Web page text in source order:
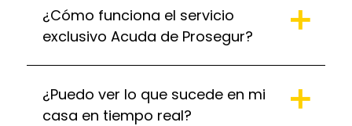
¿Cómo funciona el servicio
exclusivo Acuda de Prosegur?
¿Puedo ver lo que sucede en mi
casa en tiempo real?